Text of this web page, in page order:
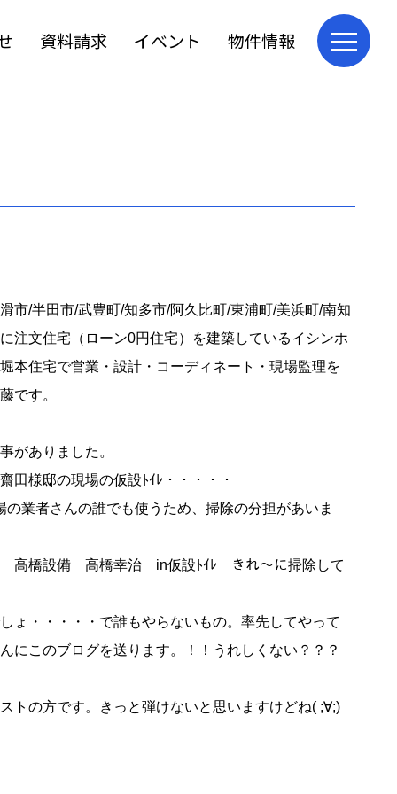
資料請求 イベント 物件情報
市/半田市/武豊町/知多市/阿久比町/東浦町/美浜町/南知
注文住宅（ローン0円住宅）を建築しているイシンホ
本住宅で営業・設計・コーディネート・現場監理を
です。
がありました。
田様邸の現場の仮設ﾄｲﾚ・・・・・
の業者さんの誰でも使うため、掃除の分担があいま
高橋設備 高橋幸治 in仮設ﾄｲﾚ きれ～に掃除して
ょ・・・・・で誰もやらないもの。率先してやって
にこのブログを送ります。！！うれしくない？？？
トの方です。きっと弾けないと思いますけどね( ;∀;)